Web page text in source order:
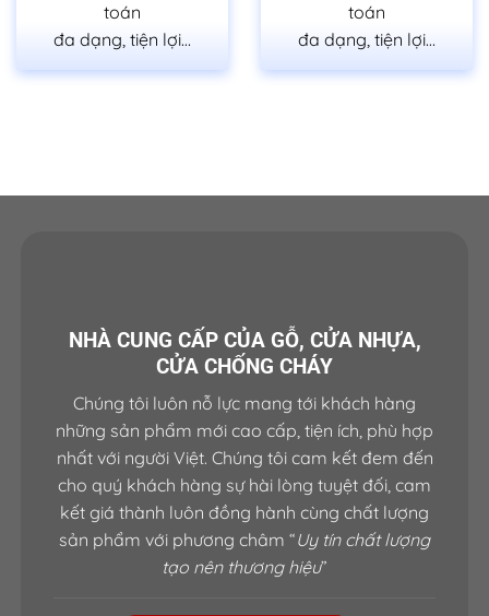
toán
đa dạng, tiện lợi…
toán
đa dạng, tiện lợi…
NHÀ CUNG CẤP CỦA GỖ, CỬA NHỰA,
CỬA CHỐNG CHÁY
Chúng tôi luôn nỗ lực mang tới khách hàng
những sản phẩm mới cao cấp, tiện ích, phù hợp
nhất với người Việt. Chúng tôi cam kết đem đến
cho quý khách hàng sự hài lòng tuyệt đối, cam
kết giá thành luôn đồng hành cùng chất lượng
sản phẩm với phương châm “Uy tín chất lượng
tạo nên thương hiệu”